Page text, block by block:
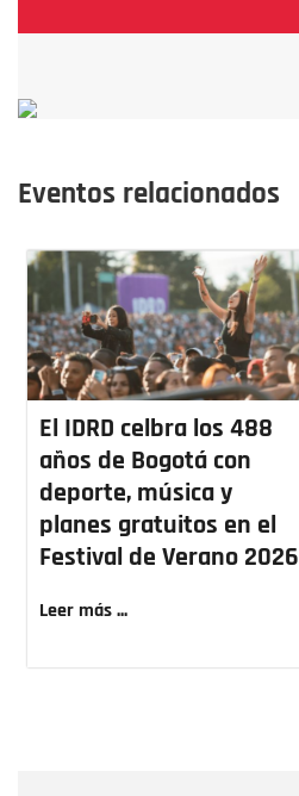
Eventos relacionados
El IDRD celbra los 488
años de Bogotá con
deporte, música y
planes gratuitos en el
Festival de Verano 2026
Leer más ...